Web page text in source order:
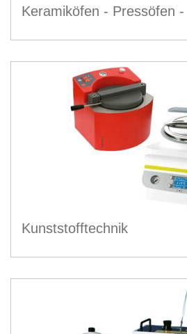
Keramiköfen - Pressöfen
Kunststofftechnik